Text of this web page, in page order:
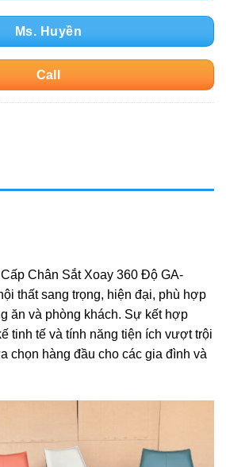
Ms. Huyền
Call
Chân Sắt Xoay 360 Độ GA-
thất sang trọng, hiện đại, phù hợp
ăn và phòng khách. Sự kết hợp
tinh tế và tính năng tiện ích vượt trội
chọn hàng đầu cho các gia đình và